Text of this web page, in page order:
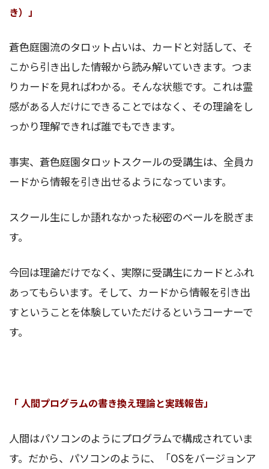
き）」
蒼色庭園流のタロット占いは、カードと対話して、そ
こから引き出した情報から読み解いていきます。つま
りカードを見ればわかる。そんな状態です。これは霊
感がある人だけにできることではなく、その理論をし
っかり理解できれば誰でもできます。
事実、蒼色庭園タロットスクールの受講生は、全員カ
ードから情報を引き出せるようになっています。
スクール生にしか語れなかった秘密のベールを脱ぎま
す。
今回は理論だけでなく、実際に受講生にカードとふれ
あってもらいます。そして、カードから情報を引き出
すということを体験していただけるというコーナーで
す。
「 人間プログラムの書き換え理論と実践報告」
人間はパソコンのようにプログラムで構成されていま
す。だから、パソコンのように、「OSをバージョンア